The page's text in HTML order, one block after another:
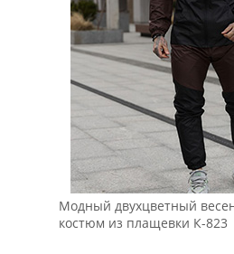
Модный двухцветный
костюм из плащевки К-823